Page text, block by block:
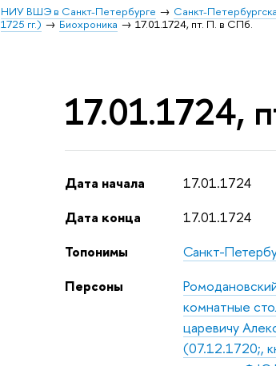
НИУ ВШЭ в Санкт-Петербурге Санкт-
1725 гг.)
Биохроника 17.01.1724, пт. П. в СПб.
17.01.1724,
Дата начала
17.01.1724
Дата конца
17.01.1724
Топонимы
Санкт-
Персоны
комнатные
царевичу
(07.12.1720;,